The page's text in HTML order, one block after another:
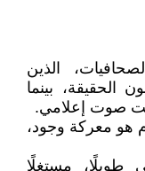
الذين
الحقيقة، بينما
صوت إعلامي.
هو معركة وجود،
طويلًا، مستغلًا